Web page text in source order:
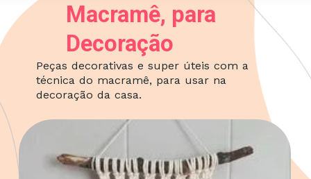
Peças decorativas e super úteis com a
técnica do macramê, para usar na
decoração da casa.
Macramê, para
Decoração